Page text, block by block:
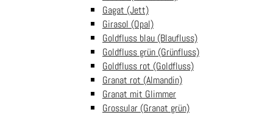
Gagat (Jett)
Girasol (Opal)
Goldfluss blau (Blaufluss)
Goldfluss grün (Grünfluss)
Goldfluss rot (Goldfluss)
Granat rot (Almandin)
Granat mit Glimmer
Grossular (Granat grün)
Warn- und Sicherheitshinweise:
1. Edelsteinketten sollten außerhalb der Reichweite von Kindern
oder Haustieren aufbewahrt werden, da Perlen oder Verschlüsse
verschluckt werden könnten. 2. Tragen Sie die Kette nicht zu
eng, um Druckstellen zu vermeiden. 3. Vermeiden Sie
insbesondere den Kontakt mit Salz- oder Chlorwasser bzw.
Schweiß um das Fädelmaterial nicht zu beschädigen.